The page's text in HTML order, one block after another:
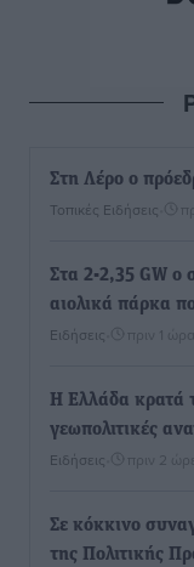
Στη Λέρο ο
Τοπικές Ειδήσεις
Στα 2-2,35 GW ο
αιολικά πάρκα
Ειδήσεις πριν 1 ώρα
Η Ελλάδα κρατά
γεωπολιτικές
Ειδήσεις πριν 2 ώρες
Σε κόκκινο
της Πολιτικής